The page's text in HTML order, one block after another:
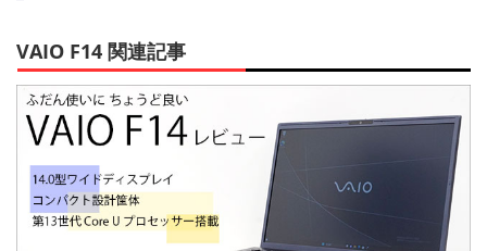
VAIO F14 関連記事